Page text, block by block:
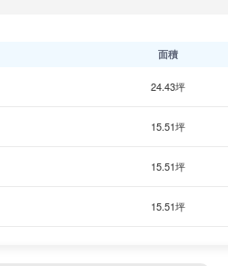
面積
24.43坪
15.51坪
15.51坪
15.51坪